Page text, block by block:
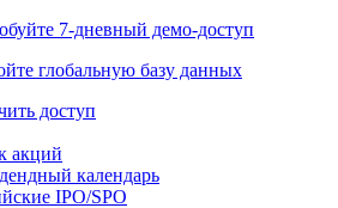
7-дневный демо-доступ
глобальную базу данных
доступ
акций
календарь
IPO/SPO